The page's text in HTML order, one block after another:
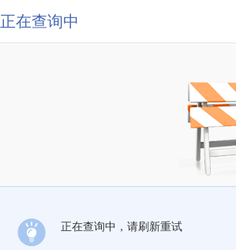
正在查询中
正在查询中，请刷新重试